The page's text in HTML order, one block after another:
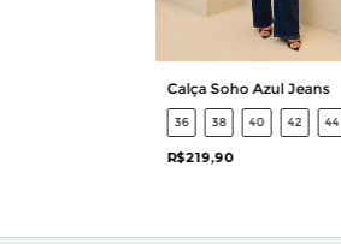
Calça Soho Azul Jeans
36 38 40 42 44
R$219,90